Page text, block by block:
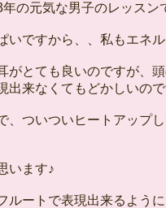
の元気な男子のレッスン
いですから、、私もエネ
がとても良いのですが、
出来なくてもどかしいので
、ついついヒートアップ
います♪
ルートで表現出来るように